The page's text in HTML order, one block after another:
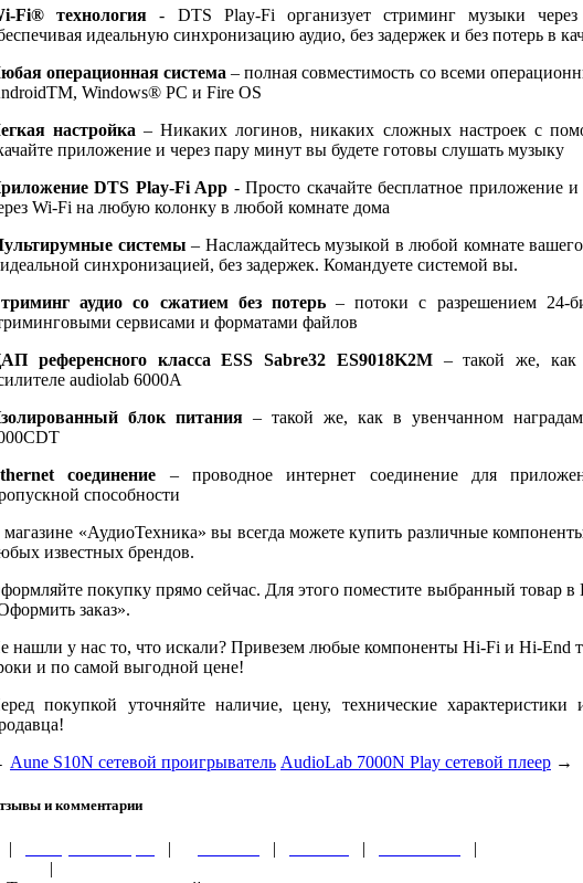
Fi® технология - DTS Play-Fi организует стриминг музыки через
идеальную синхронизацию аудио, без задержек и без потерь в
операционная система – полная совместимость со всеми
Windows® PC и Fire OS
настройка – Никаких логинов, никаких сложных настроек с
приложение и через пару минут вы будете готовы слушать музыку
DTS Play-Fi App - Просто скачайте бесплатное приложение
Wi-Fi на любую колонку в любой комнате дома
системы – Наслаждайтесь музыкой в любой комнате
синхронизацией, без задержек. Командуете системой вы.
аудио со сжатием без потерь– потоки с разрешением 24-
сервисами и форматами файлов
референсного класса ESS Sabre32 ES9018K2M– такой же, как
audiolab 6000A
блок питания – такой же, как в увенчанном
соединение – проводное интернет соединение для
способности
«АудиоТехника» вы всегда можете купить различные
известных брендов.
покупку прямо сейчас. Для этого поместите выбранный товар
заказ».
нашли у нас то, что искали? Привезем любые компоненты Hi-Fi и Hi-End
и по самой выгодной цене!
покупкой уточняйте наличие, цену, технические
Aune S10N сетевой проигрыватель AudioLab 7000N Play сетевой плеер →
и комментарии
| | | |
|
|